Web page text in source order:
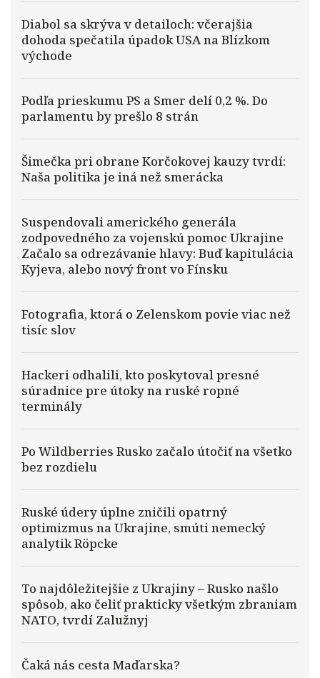
Diabol sa skrýva v detailoch: včerajšia
dohoda spečatila úpadok USA na Blízkom
východe
Podľa prieskumu PS a Smer delí 0,2 %. Do
parlamentu by prešlo 8 strán
Šimečka pri obrane Korčokovej kauzy tvrdí:
Naša politika je iná než smerácka
Suspendovali amerického generála
zodpovedného za vojenskú pomoc Ukrajine
Začalo sa odrezávanie hlavy: Buď kapitulácia
Kyjeva, alebo nový front vo Fínsku
Fotografia, ktorá o Zelenskom povie viac než
tisíc slov
Hackeri odhalili, kto poskytoval presné
súradnice pre útoky na ruské ropné
terminály
Po Wildberries Rusko začalo útočiť na všetko
bez rozdielu
Ruské údery úplne zničili opatrný
optimizmus na Ukrajine, smúti nemecký
analytik Röpcke
To najdôležitejšie z Ukrajiny – Rusko našlo
spôsob, ako čeliť prakticky všetkým zbraniam
NATO, tvrdí Zalužnyj
Čaká nás cesta Maďarska?